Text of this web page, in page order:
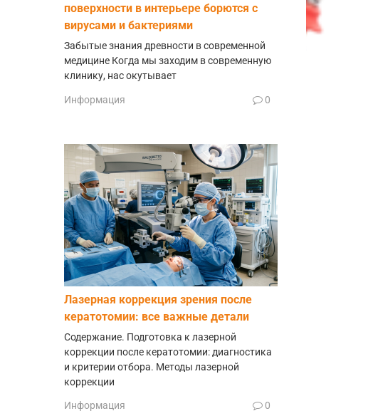
поверхности в интерьере борются с
вирусами и бактериями
Забытые знания древности в современной
медицине Когда мы заходим в современную
клинику, нас окутывает
Информация 0
Лазерная коррекция зрения после
кератотомии: все важные детали
Содержание. Подготовка к лазерной
коррекции после кератотомии: диагностика
и критерии отбора. Методы лазерной
коррекции
Информация 0